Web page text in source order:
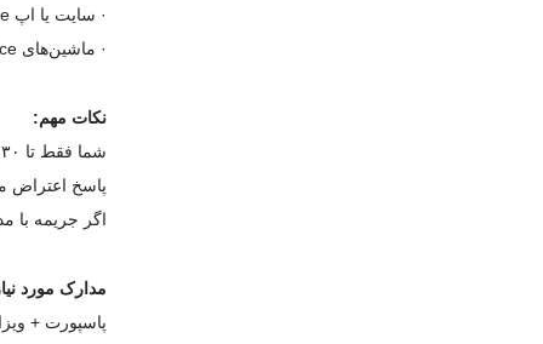
· سایت یا اپ Dubai Police و RTA
· ماشین‌های Self-service در مراکز RTA/police
نکات مهم:
شما فقط تا ۳۰ روز بعد از صدور جریمه فرصت دارید که اعتراض کنید.
پاسخ اعتراض ممکن است
اگر جریمه با
مدارک مورد
پاسپورت + ویزا